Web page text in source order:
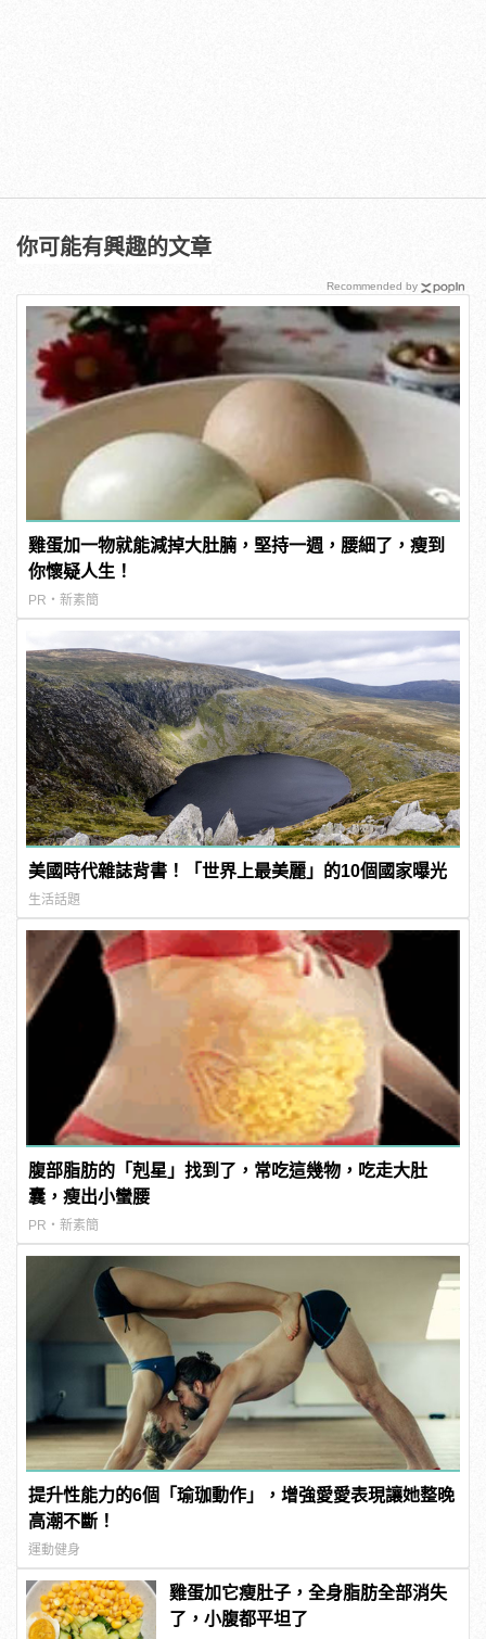
你可能有興趣的文章
雞蛋加一物就能減掉大肚腩，堅持一週，腰細了，瘦到
你懷疑人生！
PR・新素簡
美國時代雜誌背書！「世界上最美麗」的10個國家曝光
生活話題
腹部脂肪的「剋星」找到了，常吃這幾物，吃走大肚
囊，瘦出小蠻腰
PR・新素簡
提升性能力的6個「瑜珈動作」，增強愛愛表現讓她整晚
高潮不斷！
運動健身
雞蛋加它瘦肚子，全身脂肪全部消失
了，小腹都平坦了
Recommended by